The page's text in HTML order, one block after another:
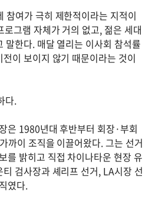
참여가 극히 제한적이라는 지적이
그램 자체가 거의 없고, 젊은 세대
말한다. 매달 열리는 이사회 참석률
이 보이지 않기 때문이라는 것이
다.
은 1980년대 후반부터 회장·부회
까이 조직을 이끌어왔다. 그는 선거
를 밝히고 직접 차이나타운 현장 유
검사장과 셰리프 선거, LA시장 선
였다.